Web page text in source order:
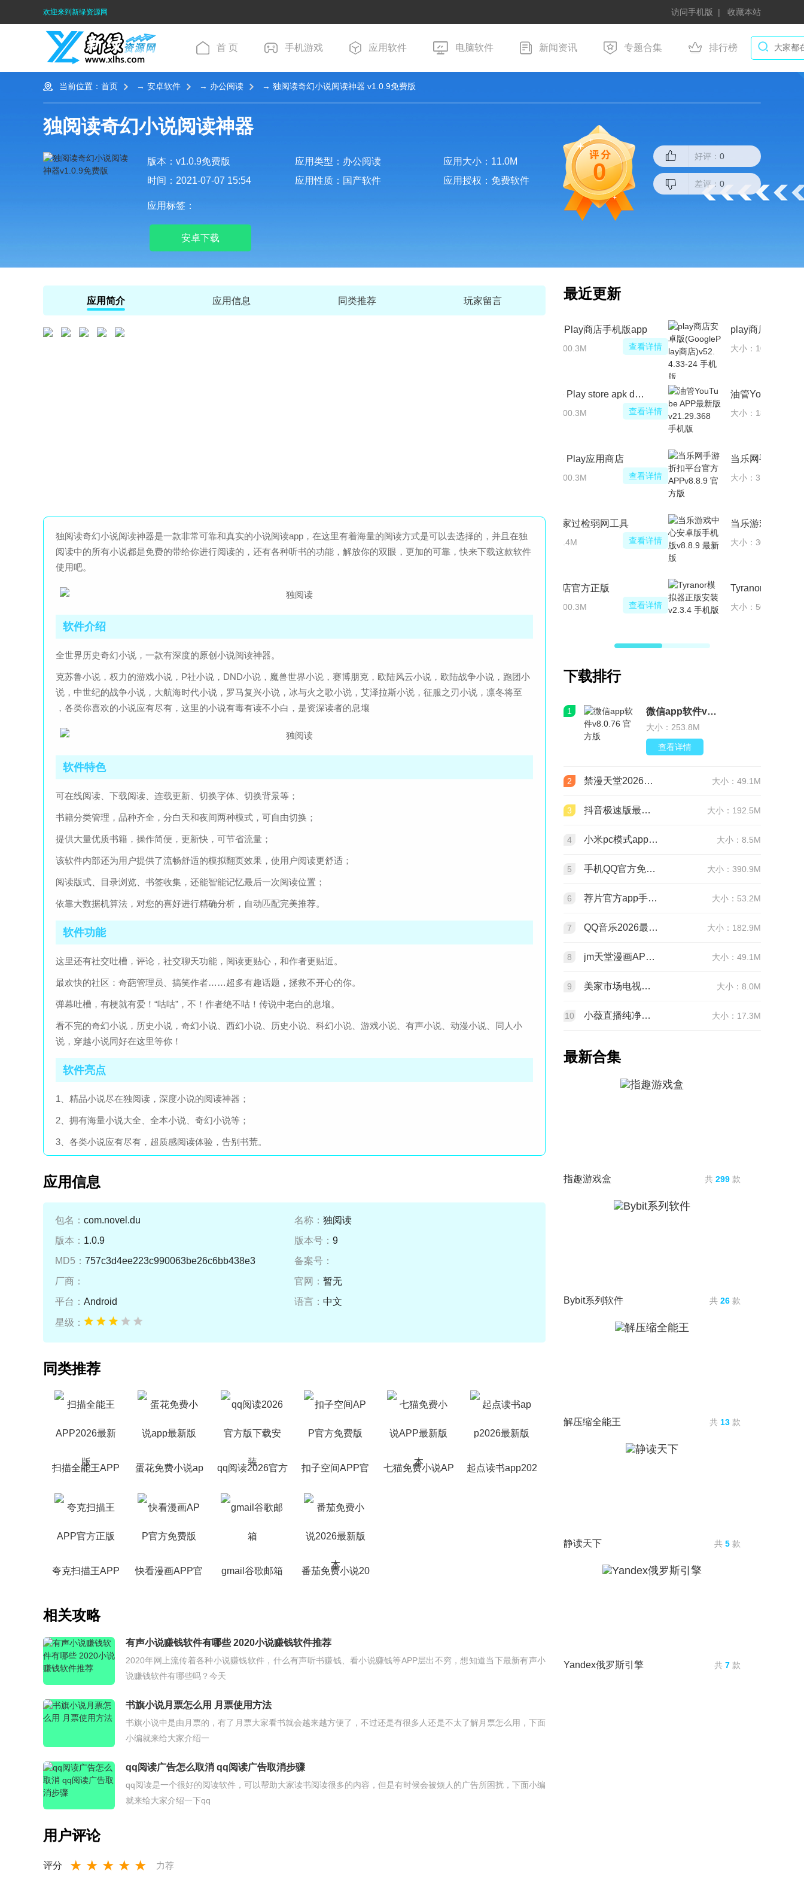
欢迎来到新绿资源网 访问手机版 收藏本站
首 页 手机游戏 应用软件 电脑软件 新闻资讯 专题合集 排行榜
当前位置： 首页 → 安卓软件 → 办公阅读 → 独阅读奇幻小说阅读神器 v1.0.9免费版
独阅读奇幻小说阅读神器
版本：v1.0.9免费版 应用类型：办公阅读
应用大小：11.0M
时间：2021-07-07 15:54
应用性质：国产软件 应用授权：免费软件
应用标签：
安卓下载
0
好评： 0
差评： 0
应用简介 应用信息 同类推荐 玩家留言
独阅读奇幻小说阅读神器是一款非常可靠和真实的小说阅读app，在这里有着海量的阅读方式是可以去选择的，并且在独
阅读中的所有小说都是免费的带给你进行阅读的，还有各种听书的功能，解放你的双眼，更加的可靠，快来下载这款软件
使用吧。
软件介绍
全世界历史奇幻小说，一款有深度的原创小说阅读神器。
克苏鲁小说，权力的游戏小说，P社小说，DND小说，魔兽世界小说，赛博朋克，欧陆风云小说，欧陆战争小说，跑团小
说，中世纪的战争小说，大航海时代小说，罗马复兴小说，冰与火之歌小说，艾泽拉斯小说，征服之刃小说，凛冬将至
，各类你喜欢的小说应有尽有，这里的小说有毒有读不小白，是资深读者的息壤
软件特色
可在线阅读、下载阅读、连载更新、切换字体、切换背景等；
书籍分类管理，品种齐全，分白天和夜间两种模式，可自由切换；
提供大量优质书籍，操作简便，更新快，可节省流量；
该软件内部还为用户提供了流畅舒适的模拟翻页效果，使用户阅读更舒适；
阅读版式、目录浏览、书签收集，还能智能记忆最后一次阅读位置；
依靠大数据机算法，对您的喜好进行精确分析，自动匹配完美推荐。
软件功能
这里还有社交吐槽，评论，社交聊天功能，阅读更贴心，和作者更贴近。
最欢快的社区：奇葩管理员、搞笑作者……超多有趣话题，拯救不开心的你。
弹幕吐槽，有梗就有爱！“咕咕”，不！作者绝不咕！传说中老白的息壤。
看不完的奇幻小说，历史小说，奇幻小说、西幻小说、历史小说、科幻小说、游戏小说、有声小说、动漫小说、同人小
说，穿越小说同好在这里等你！
软件亮点
1、精品小说尽在独阅读，深度小说的阅读神器；
2、拥有海量小说大全、全本小说、奇幻小说等；
3、各类小说应有尽有，超质感阅读体验，告别书荒。
应用信息
包名： com.novel.du 名称： 独阅读
版本： 1.0.9 版本号： 9
MD5： 757c3d4ee223c990063be26c6bb438e3
备案号：
厂商：
官网： 暂无
平台： Android 语言： 中文
星级：
同类推荐
扫描全能王APP
2026最新版
蛋花免费小说ap qq阅读2026官方
版下载安装
扣子空间APP官 七猫免费小说AP 起点读书app202
夸克扫描王APP 快看漫画APP官 gmail谷歌邮箱 番茄免费小说20
相关攻略
有声小说赚钱软件有哪些 2020小说赚钱软件推荐
2020年网上流传着各种小说赚钱软件，什么有声听书赚钱、看小说赚钱等APP层出不穷，想知道当下最新有声小
说赚钱软件有哪些吗？今天
书旗小说月票怎么用 月票使用方法
书旗小说中是由月票的，有了月票大家看书就会越来越方便了，不过还是有很多人还是不太了解月票怎么用，下面
小编就来给大家介绍一
qq阅读广告怎么取消 qq阅读广告取消步骤
qq阅读是一个很好的阅读软件，可以帮助大家读书阅读很多的内容，但是有时候会被烦人的广告所困扰，下面小编
就来给大家介绍一下qq
用户评论
评分 ★ ★ ★ ★ ★ 力荐
最近更新
GooglePlay商店手机版app
大小：100.3M 查看详情
Google Play store apk download
大小：100.3M 查看详情
Google Play应用商店
大小：100.3M 查看详情
豆包独家过检弱网工具
大小：6.4M 查看详情
谷歌商店官方正版
大小：100.3M 查看详情
下载排行
1 微信app软件v8.0.76 官方版
大小：253.8M
查看详情
2 禁漫天堂2026最新版安装包(JMComic3)v2.0.29安卓版 大小：49.1M
3 抖音极速版最新版本官方版2026v39.7.0安卓版 大小：192.5M
4 小米pc模式app安装包(小米pc模式beta版)v12.1.208.5平板版 大小：8.5M
5 手机QQ官方免费最新版v9.3.25 官方正版 大小：390.9M
6 荐片官方app手机最新版v4.2.5安卓版 大小：53.2M
7 QQ音乐2026最新版app20.6.5.8 官方安卓版 大小：182.9M
8 jm天堂漫画APP安装包v2.0.29安卓最新版 大小：49.1M
9 美家市场电视版安装包v3.3.1安卓TV版 大小：8.0M
10 小薇直播纯净版tv版安装包v2.7.0.6足道纯净版 大小：17.3M
最新合集
指趣游戏盒 共 299 款
Bybit系列软件 共 26 款
解压缩全能王 共 13 款
静读天下 共 5 款
Yandex俄罗斯引擎 共 7 款